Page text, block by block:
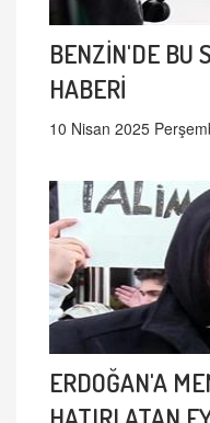
BENZİN'DE BU
HABERİ
10 Nisan 2025
ERDOĞAN'A
HATIRLATAN